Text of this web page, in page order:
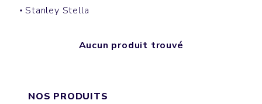
Stanley Stella
Aucun produit trouvé
NOS PRODUITS